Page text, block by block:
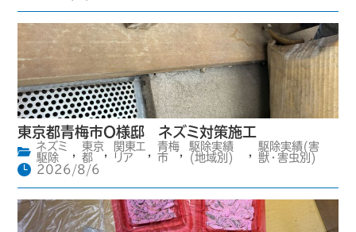
東京都青梅市O様邸 ネズミ対策施工
ネズミ
駆除
,
東京
都
,
関東エ
リア
,
青梅
市
,
駆除実績
(地域別)
,
駆除実績(害
獣・害虫別)
2026/8/6